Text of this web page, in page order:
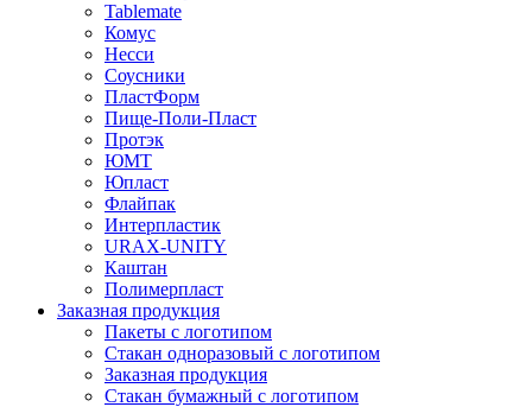
Tablemate
Комус
Несси
Соусники
ПластФорм
Пище-Поли-Пласт
Протэк
ЮМТ
Юпласт
Флайпак
Интерпластик
URAX-UNITY
Каштан
Полимерпласт
Заказная продукция
Пакеты с логотипом
Стакан одноразовый с логотипом
Заказная продукция
Стакан бумажный с логотипом